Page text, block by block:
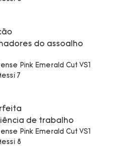
do assoalho
de trabalho